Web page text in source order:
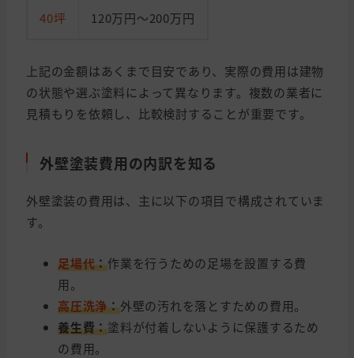
40坪 120万円～200万円
上記の金額はあくまで目安であり、実際の費用は建物
の状態や選ぶ塗料によって異なります。複数の業者に
見積もりを依頼し、比較検討することが重要です。
外壁塗装費用の内訳を知る
外壁塗装の費用は、主に以下の項目で構成されていま
す。
足場代：作業を行うための足場を設置する費
用。
高圧洗浄：外壁の汚れを落とすための費用。
養生費：塗料が付着しないように保護するため
の費用。